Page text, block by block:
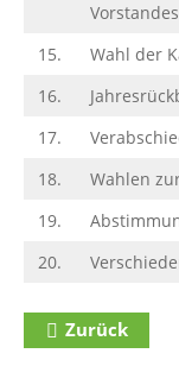
Vorstandes
15.
Wahl der
16.
17.
18.
Wahlen
19.
20.
Zurück